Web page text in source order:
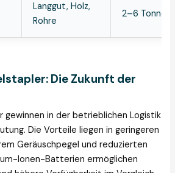
Langgut, Holz,
Rohre
2–6 Tonnen
Die Zukunft der
gewinnen in der betrieblichen Logistik
Die Vorteile liegen in geringeren
Geräuschpegel und reduzierten
Ionen-Batterien ermöglichen